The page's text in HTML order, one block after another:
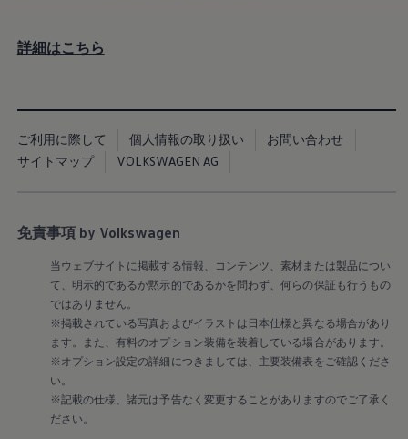
ID.4
Golf Variant
Passat
ID. Buzz
点検と車検
エンジンオイルおよびフルード類
ホイールとタイヤ
路上故障に関するサポート
フォルクスワーゲンサービス
アクセサリー
Lifestyle & goods
Car Navigation System
お客様情報
詳細はこちら
ご利用に際して 個人情報の取り扱い
お問い合わせ
サイトマップ
VOLKSWAGEN AG
免責事項 by Volkswagen
当ウェブサイトに掲載する情報、コンテンツ、素材または製品につい
て、明示的であるか黙示的であるかを問わず、何らの保証も行うもの
ではありません。
※掲載されている写真およびイラストは日本仕様と異なる場合があり
ます。また、有料のオプション装備を装着している場合があります。
※オプション設定の詳細につきましては、主要装備表をご確認くださ
い。
※記載の仕様、諸元は予告なく変更することがありますのでご了承く
ださい。